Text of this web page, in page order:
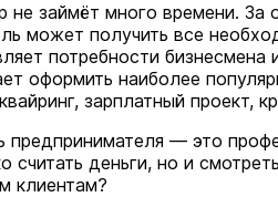
не займёт много времени. За
может получить все
потребности бизнесмена
оформить наиболее
зарплатный проект,
предпринимателя — это
считать деньги, но и
клиентам?